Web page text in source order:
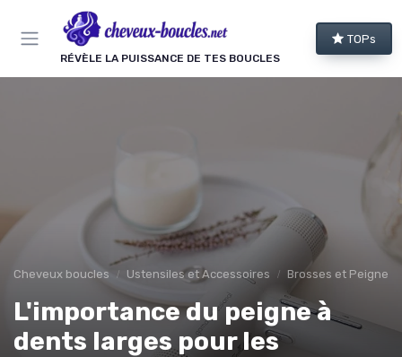
RÉVÈLE LA PUISSANCE DE TES BOUCLES
TOPs
Cheveux boucles Ustensiles et Accessoires Brosses et Peignes
L'importance du peigne à
dents larges pour les
Panneau de gestion des cookies